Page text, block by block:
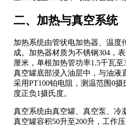
二、加热与真空系统
加热系统由管状电加热器、温度
成。加热器材质为不锈钢304，
厘米，单根加热管功率1.5千瓦
真空罐底部浸入油层中，与油液
采用PT100铂电阻，测温范围0
度正负1摄氏度。
真空系统由真空罐、真空泵、冷
真空罐容积50升至200升，工作